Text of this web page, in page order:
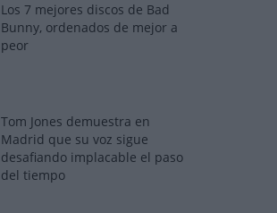
Los 7 mejores discos de Bad
Bunny, ordenados de mejor a
peor
Tom Jones demuestra en
Madrid que su voz sigue
desafiando implacable el paso
del tiempo